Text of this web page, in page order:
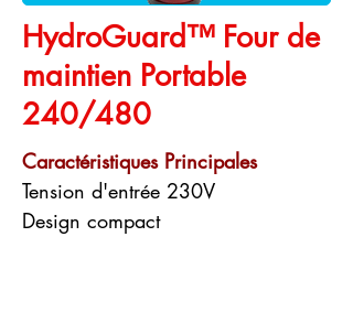
HydroGuard™ Four de
maintien Portable
240/480
Caractéristiques Principales
Tension d'entrée 230V
Design compact